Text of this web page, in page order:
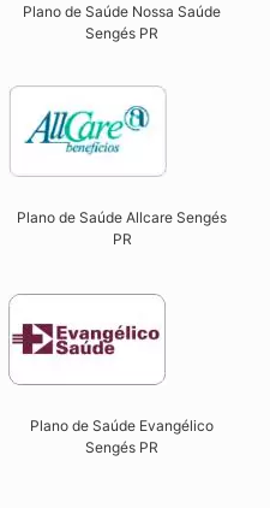
Plano de Saúde Nossa Saúde
Sengés PR​
Plano de Saúde Allcare Sengés
PR​
Plano de Saúde Evangélico
Sengés PR​